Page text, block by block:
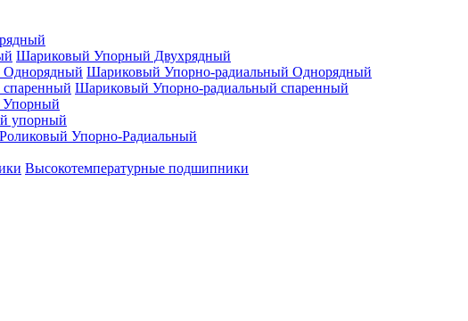
Шариковый Упорный Двухрядный
Шариковый Упорно-радиальный Однорядный
Шариковый Упорно-радиальный спаренный
Упорный
упорный
Роликовый Упорно-Радиальный
Высокотемпературные подшипники